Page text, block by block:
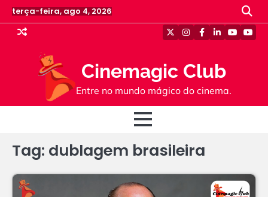
Skip
to
content
terça-feira, ago 4, 2026
Cinemagic Club
Entre no mundo mágico do cinema.
TwitterInstagram
Facebook
Linkedin
Youtube
Tag: dublagem brasileira